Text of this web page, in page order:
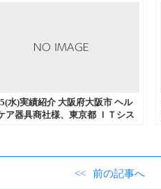
水)実績紹介 大阪府大阪市 ヘル
ア器具商社様、東京都 ＩＴシス
前の記事へ